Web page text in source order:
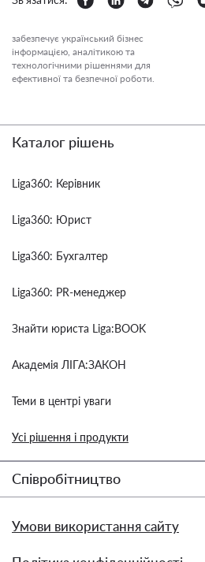
забезпечує український бізнес
інформацією, аналітикою та
технологічними рішеннями для
ефективної та безпечної роботи.
Каталог рішень
Liga360: Керівник
Liga360: Юрист
Liga360: Бухгалтер
Liga360: PR-менеджер
Знайти юриста Liga:BOOK
Академія ЛІГА:ЗАКОН
Теми в центрі уваги
Усі рішення і продукти
Співробітництво
Умови використання сайту